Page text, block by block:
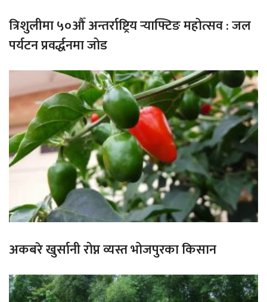
त्रिशुलीमा ५०औँ अन्तर्राष्ट्रिय र्‍याफ्टिङ महोत्सव : जल
पर्यटन प्रवर्द्धनमा जोड
अकबरे खुर्सानी रोप्न व्यस्त भोजपुरका किसान